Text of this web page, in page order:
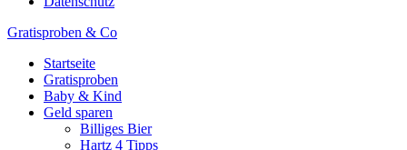
Gratisproben & Co
Startseite
Gratisproben
Baby & Kind
Geld sparen
Billiges Bier
Hartz 4 Tipps